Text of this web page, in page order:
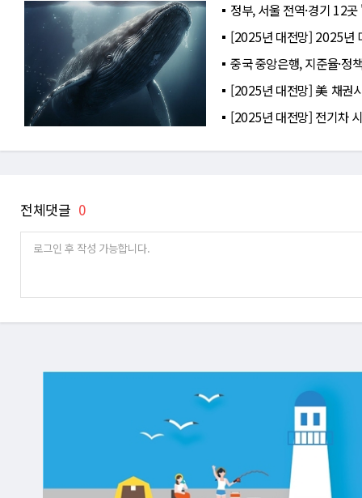
정부, 서울 전역·경기 12
[2025년 대전망] 2025년
중국 중앙은행, 지준율·
[2025년 대전망] 美 채권
[2025년 대전망] 전기차
전체댓글 0